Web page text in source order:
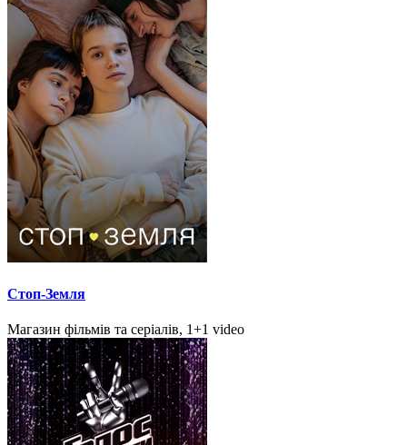
Стоп-Земля
Магазин фільмів та серіалів, 1+1 video